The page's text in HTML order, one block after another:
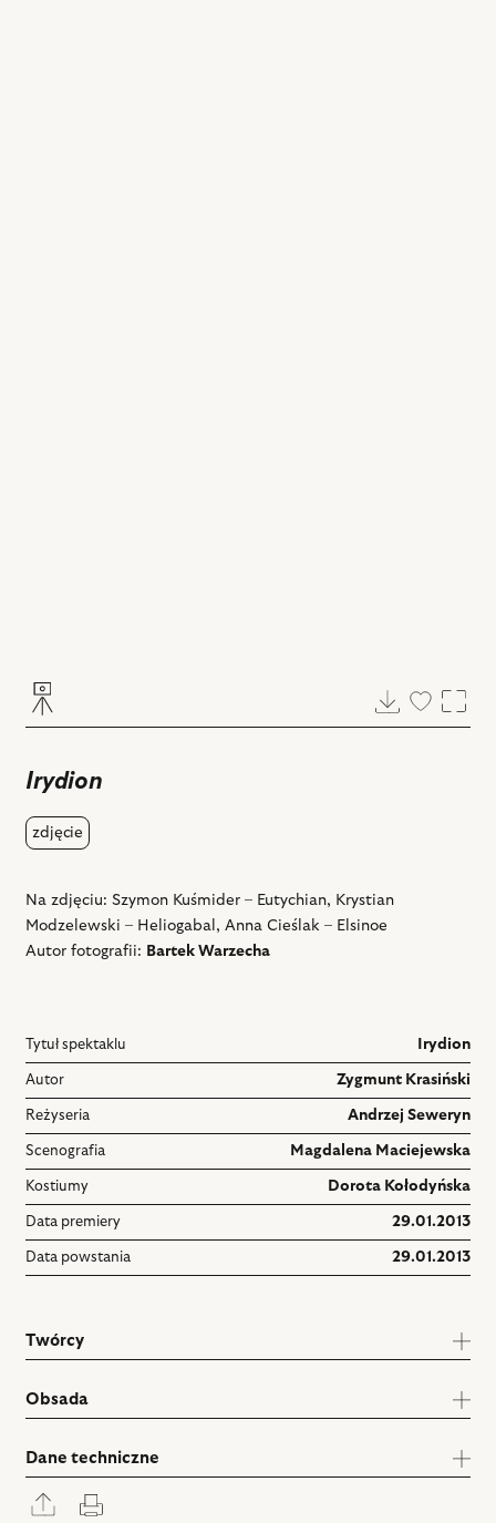
Pobierz
Dodaj
Irydion
zdjęcie
Na zdjęciu: Szymon Kuśmider – Eutychian, Krystian
Modzelewski – Heliogabal, Anna Cieślak – Elsinoe
Autor fotografii: Bartek Warzecha
Tytuł spektaklu Irydion
Autor Zygmunt Krasiński
Reżyseria Andrzej Seweryn
Scenografia Magdalena Maciejewska
Kostiumy Dorota Kołodyńska
Data premiery 29.01.2013
Data powstania 29.01.2013
Twórcy
Obsada
Dane techniczne
Rozwiń
panel